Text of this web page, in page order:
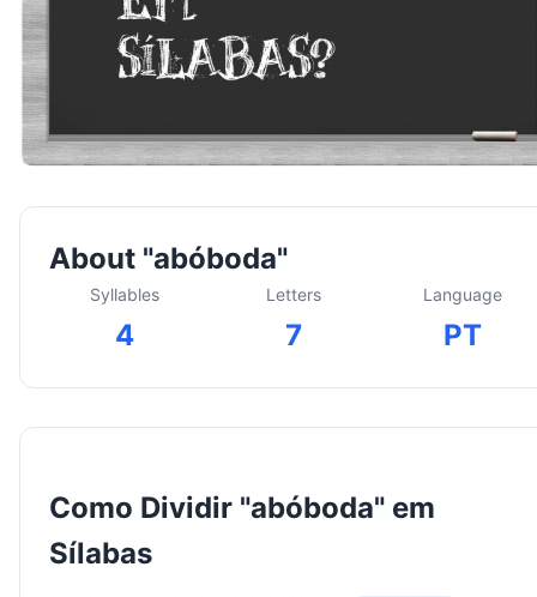
About "abóboda"
Syllables
4
Letters
7
Language
PT
Como Dividir "abóboda" em
Sílabas